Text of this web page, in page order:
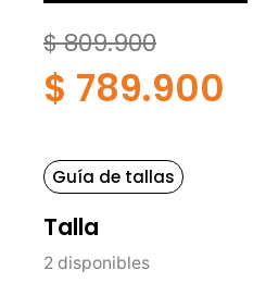
$809.900
$ 789.900
Guía de tallas
Talla
2 disponibles